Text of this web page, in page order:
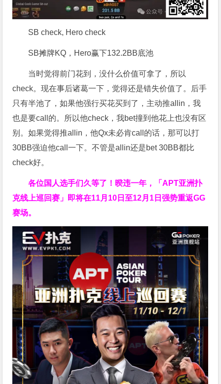
SB check, Hero check
SB摊牌KQ，Hero赢下132.2BB底池
当时觉得前门花到，没什么价值可拿了，所以
check。现在事后诸葛一下，觉得还是错失价值了。后手
只有半池了，如果他强行买花买到了，主动推allin，我
也是要call的。所以他check，我bet撞到他花上也没有区
别。如果觉得推allin，他Qx未必肯call的话，那可以打
30BB强迫他call一下。不管是allin还是bet 30BB都比
check好。
各位国人选手们久等了！暌违一年，「APT亚洲扑
克线上巡回赛」即将在11月10日至12月1日强势重返GG
赛场。